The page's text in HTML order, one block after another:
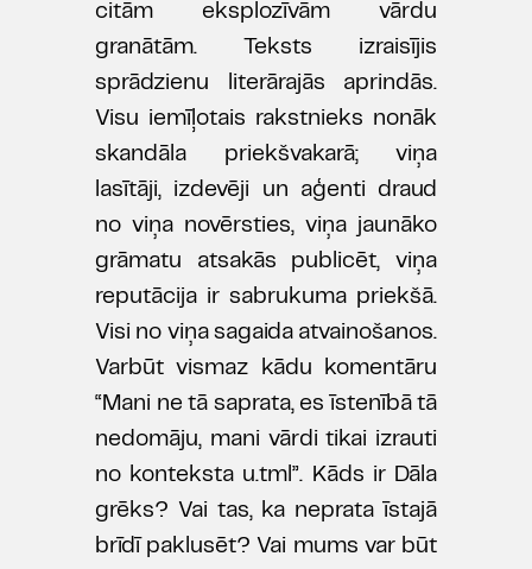
citām eksplozīvām vārdu
granātām. Teksts izraisījis
sprādzienu literārajās aprindās.
Visu iemīļotais rakstnieks nonāk
skandāla priekšvakarā; viņa
lasītāji, izdevēji un aģenti draud
no viņa novērsties, viņa jaunāko
grāmatu atsakās publicēt, viņa
reputācija ir sabrukuma priekšā.
Visi no viņa sagaida atvainošanos.
Varbūt vismaz kādu komentāru
“Mani ne tā saprata, es īstenībā tā
nedomāju, mani vārdi tikai izrauti
no konteksta u.tml”. Kāds ir Dāla
grēks? Vai tas, ka neprata īstajā
brīdī paklusēt? Vai mums var būt